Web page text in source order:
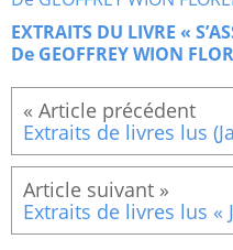
EXTRAITS DU LIVRE «
De GEOFFREY WION